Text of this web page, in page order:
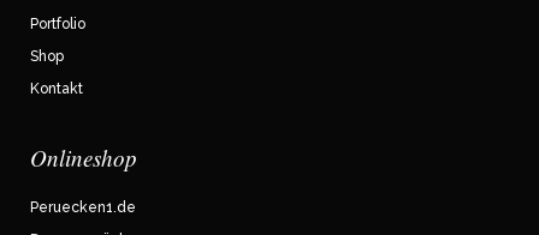
Portfolio
Shop
Kontakt
Onlineshop
Peruecken1.de